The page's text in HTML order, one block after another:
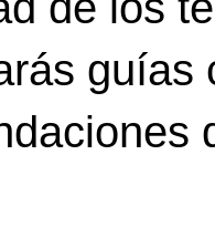
guías